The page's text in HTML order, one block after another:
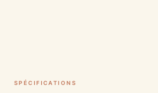
SPÉCIFICATIONS